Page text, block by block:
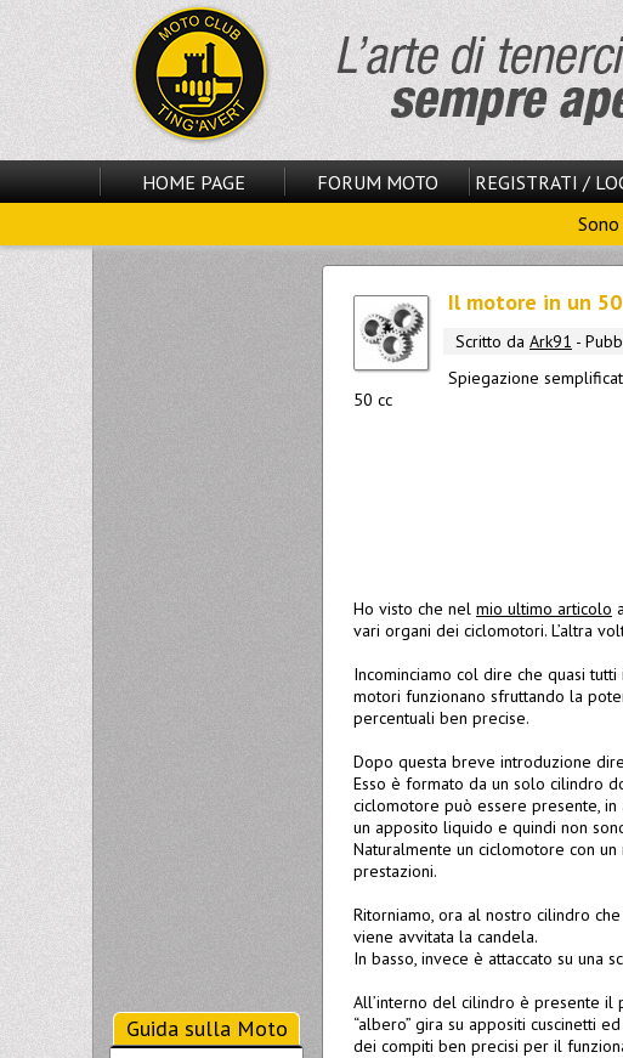
HOME PAGE FORUM MOTO REGISTRATI /
Il motore in un
Scritto da Ark91 -
Spiegazione
50 cc
Ho visto che nel mio ultimo articolo
vari organi dei ciclomotori. L’altra
Incominciamo col dire che quasi
motori funzionano sfruttando la
percentuali ben precise.
Dopo questa breve introduzione
Esso è formato da un solo cilindro
ciclomotore può essere presente,
un apposito liquido e quindi non
Naturalmente un ciclomotore con
prestazioni.
Ritorniamo, ora al nostro cilindro
viene avvitata la candela.
In basso, invece è attaccato su una
All’interno del cilindro è presente il
“albero” gira su appositi cuscinetti
dei compiti ben precisi per il
Guida sulla Moto